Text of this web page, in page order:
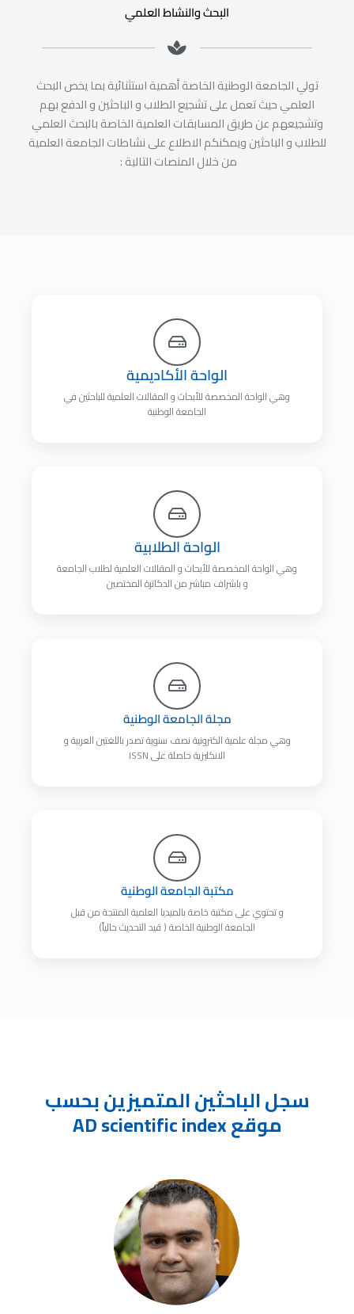
البحث والنشاط العلمي
تولي الجامعة الوطنية الخاصة أهمية استثنائية بما يخص البحث
العلمي حيث تعمل على تشجيع الطلاب و الباحثين و الدفع بهم
وتشجيعهم عن طريق المسابقات العلمية الخاصة بالبحث العلمي
للطلاب و الباحثين ويمكنكم الاطلاع على نشاطات الجامعة العلمية
من خلال المنصات التالية :
الواحة الأكاديمية
وهي الواحة المخصصة للأبحاث و المقالات العلمية للباحثين في
الجامعة الوطنية
الواحة الطلابية
وهي الواحة المخصصة للأبحاث و المقالات العلمية لطلاب الجامعة
و باشراف مباشر من الدكاترة المختصين
مجلة الجامعة الوطنية
وهي مجلة علمية الكترونية نصف سنوية تصدر باللغتين العربية و
الانكليزية حاصلة على ISSN
مكتبة الجامعة الوطنية
و تحتوي على مكتبة خاصة بالميديا العلمية المنتجة من قبل
الجامعة الوطنية الخاصة ( قيد التحديث حالياً)
سجل الباحثين المتميزين بحسب
موقع AD scientific index